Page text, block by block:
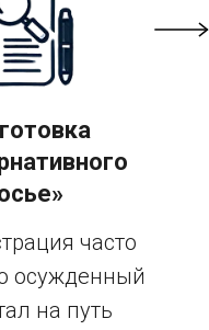
часто
осужденный
на путь